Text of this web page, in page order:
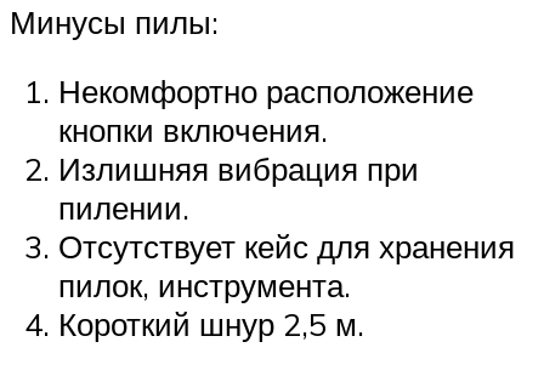
Минусы пилы:
Некомфортно расположение
кнопки включения.
Излишняя вибрация при
пилении.
Отсутствует кейс для хранения
пилок, инструмента.
Короткий шнур 2,5 м.